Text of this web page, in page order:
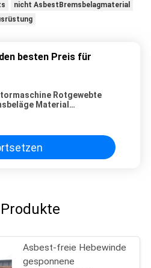
nicht AsbestBremsbelagmaterial
besten Preis für
Rotgewebte
Material
Asbest-freie Hebewinde
gesponnene